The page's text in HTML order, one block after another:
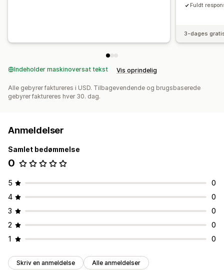
Fuldt
3-dages
Indeholder maskinoversat tekst Vis oprindelig
Alle gebyrer faktureres i USD. Tilbagevendende og brugsbaserede
gebyrer faktureres hver 30. dag.
Anmeldelser
Samlet bedømmelse
0
5
0
4
0
3
0
2
0
1
0
Skriv en anmeldelse Alle anmeldelser